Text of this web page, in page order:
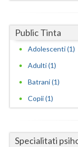
Mehedinti
Salaj
Public Tinta
Adolescenti (1)
Adulti (1)
Batrani (1)
Copii (1)
Specialitati